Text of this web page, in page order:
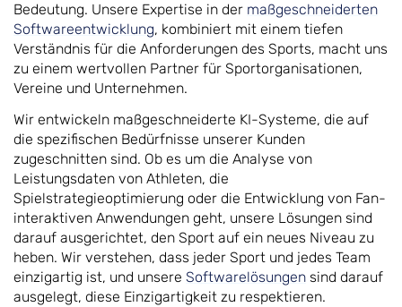
Bedeutung. Unsere Expertise in der maßgeschneiderten
Softwareentwicklung, kombiniert mit einem tiefen
Verständnis für die Anforderungen des Sports, macht uns
zu einem wertvollen Partner für Sportorganisationen,
Vereine und Unternehmen.
Wir entwickeln maßgeschneiderte KI-Systeme, die auf
die spezifischen Bedürfnisse unserer Kunden
zugeschnitten sind. Ob es um die Analyse von
Leistungsdaten von Athleten, die
Spielstrategieoptimierung oder die Entwicklung von Fan-
interaktiven Anwendungen geht, unsere Lösungen sind
darauf ausgerichtet, den Sport auf ein neues Niveau zu
heben. Wir verstehen, dass jeder Sport und jedes Team
einzigartig ist, und unsere Softwarelösungen sind darauf
ausgelegt, diese Einzigartigkeit zu respektieren.